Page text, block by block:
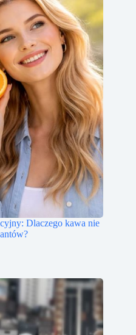
Dlaczego kawa nie